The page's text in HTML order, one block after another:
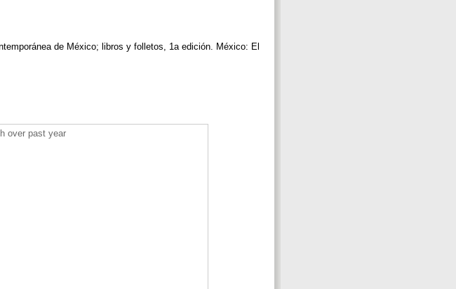
de México; libros y folletos, 1a edición. México: El
over past year